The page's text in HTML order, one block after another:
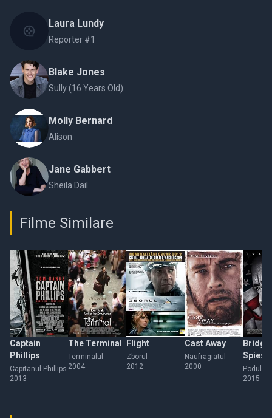
Laura Lundy
Reporter #1
Blake Jones
Sully (16 Years Old)
Molly Bernard
Alison
Jane Gabbert
Sheila Dail
Filme Similare
Captain
Phillips
Capitanul Phillips
2013
The Terminal
Terminalul
2004
Flight
Zborul
2012
Cast Away
Naufragiatul
2000
Spies
Podul
2015